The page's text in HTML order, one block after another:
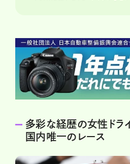
多彩な経歴の女性ドラ
国内唯一のレース